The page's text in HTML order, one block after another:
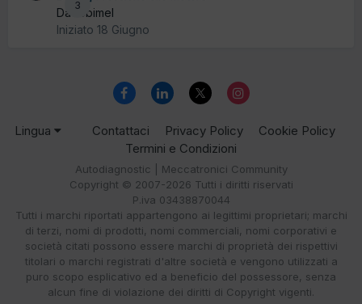
3
Da robimel
Iniziato 18 Giugno
Lingua Contattaci Privacy Policy
Cookie Policy
Termini e Condizioni
Autodiagnostic | Meccatronici Community
Copyright © 2007-2026 Tutti i diritti riservati
P.iva 03438870044
Tutti i marchi riportati appartengono ai legittimi proprietari; marchi
di terzi, nomi di prodotti, nomi commerciali, nomi corporativi e
società citati possono essere marchi di proprietà dei rispettivi
titolari o marchi registrati d'altre società e vengono utilizzati a
puro scopo esplicativo ed a beneficio del possessore, senza
alcun fine di violazione dei diritti di Copyright vigenti.